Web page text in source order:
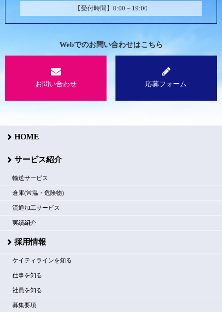
【受付時間】8:00～19:00
Webでのお問い合わせはこちら
お問い合わせ 応募フォーム
HOME
サービス紹介
輸送サービス
倉庫(常温・危険物)
流通加工サービス
実績紹介
採用情報
ケイティラインを知る
仕事を知る
社員を知る
募集要項